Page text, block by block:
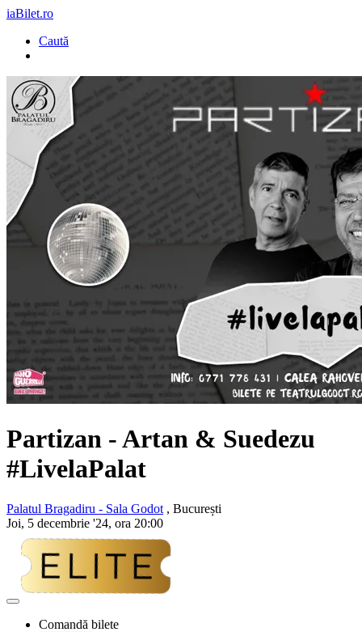
iaBilet.ro
Caută
Partizan - Artan & Suedezu
#LivelaPalat
Palatul Bragadiru - Sala Godot , București
Joi, 5 decembrie '24, ora 20:00
Adaugă
Comandă bilete